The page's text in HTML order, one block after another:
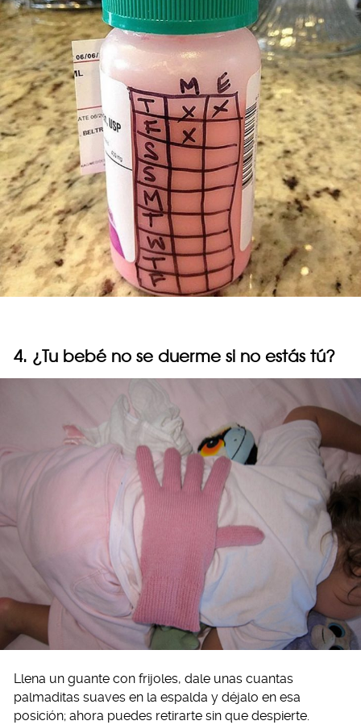
4. ¿Tu bebé no se duerme si no estás tú?
Llena un guante con frijoles, dale unas cuantas
palmaditas suaves en la espalda y déjalo en esa
posición; ahora puedes retirarte sin que despierte.